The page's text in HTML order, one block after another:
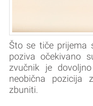
Što se tiče prijema
poziva očekivano
zvučnik je
neobična pozicija
zbuniti.